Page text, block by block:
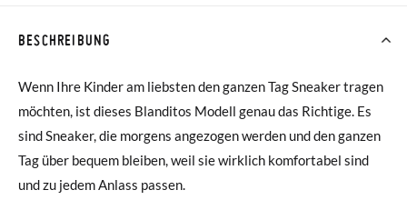
BESCHREIBUNG
Wenn Ihre Kinder am liebsten den ganzen Tag Sneaker tragen
möchten, ist dieses Blanditos Modell genau das Richtige. Es
sind Sneaker, die morgens angezogen werden und den ganzen
Tag über bequem bleiben, weil sie wirklich komfortabel sind
und zu jedem Anlass passen.